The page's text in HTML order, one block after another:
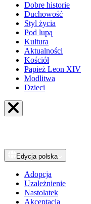
Dobre historie
Duchowość
Styl życia
Pod lupą
Kultura
Aktualności
Kościół
Papież Leon XIV
Modlitwa
Dzieci
Edycja polska
Adopcja
Uzależnienie
Nastolatek
Akceptacja